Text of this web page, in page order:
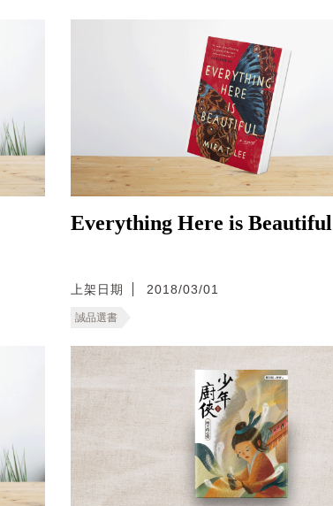
Everything Here is Beautiful
上架日期 2018/03/01
誠品選書